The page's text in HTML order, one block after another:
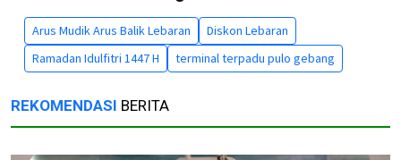
Arus Mudik Arus Balik Lebaran
Diskon Lebaran
Ramadan Idulfitri 1447 H
terminal terpadu pulo gebang
REKOMENDASI BERITA